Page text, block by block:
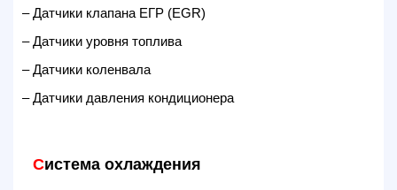
– Датчики клапана ЕГР (EGR)
– Датчики уровня топлива
– Датчики коленвала
– Датчики давления кондиционера
Система охлаждения